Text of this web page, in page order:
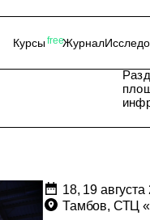
КурсыfreeЖурнал
18, 19 августа
Тамбов, СТЦ